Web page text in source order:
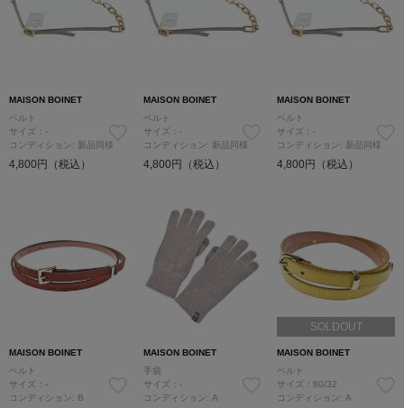
MAISON BOINET
ベルト
サイズ：-
コンディション: 新品同様
4,800円（税込）
MAISON BOINET
ベルト
サイズ：-
コンディション: 新品同様
4,800円（税込）
MAISON BOINET
ベルト
サイズ：-
コンディション: 新品同様
4,800円（税込）
MAISON BOINET
ベルト
サイズ：-
コンディション: B
MAISON BOINET
手袋
サイズ：-
コンディション: A
SOLDOUT
MAISON BOINET
ベルト
サイズ：80/32
コンディション: A